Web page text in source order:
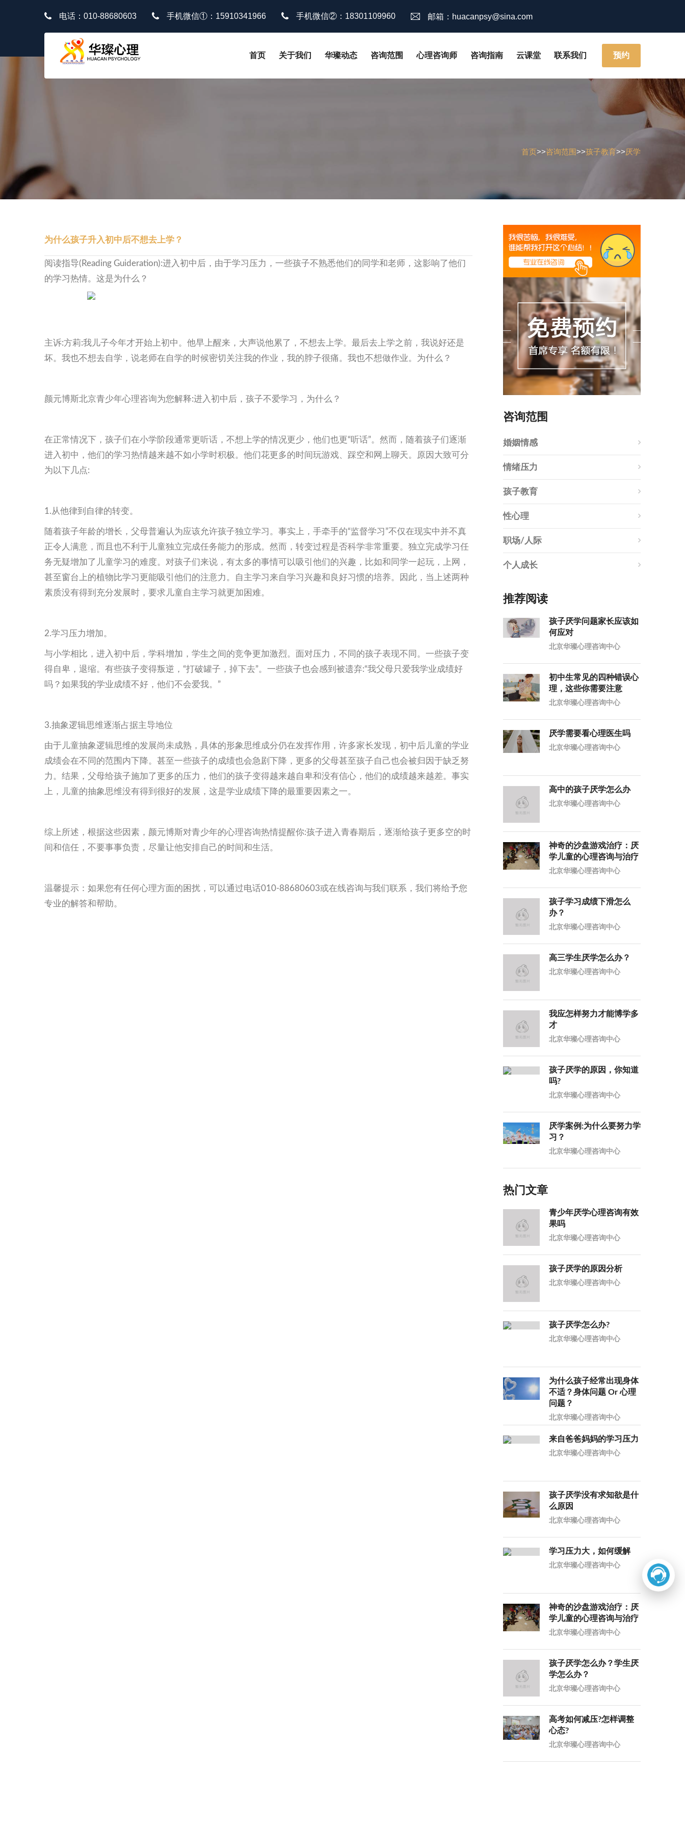
电话：010-88680603 手机微信①：15910341966 手机微信②：18301109960 邮箱：huacanpsy@sina.com
预约
首页 关于我们 华璨动态 咨询范围 心理咨询师 咨询指南 云课堂 联系我们
首页>>咨询范围>>孩子教育>>厌学
为什么孩子升入初中后不想去上学？
阅读指导(Reading Guideration):进入初中后，由于学习压力，一些孩子不熟悉他们的同学和老师，这影响了他们
的学习热情。这是为什么？
主诉:方莉:我儿子今年才开始上初中。他早上醒来，大声说他累了，不想去上学。最后去上学之前，我说好还是
坏。我也不想去自学，说老师在自学的时候密切关注我的作业，我的脖子很痛。我也不想做作业。为什么？
颜元博斯北京青少年心理咨询为您解释:进入初中后，孩子不爱学习，为什么？
在正常情况下，孩子们在小学阶段通常更听话，不想上学的情况更少，他们也更“听话”。然而，随着孩子们逐渐
进入初中，他们的学习热情越来越不如小学时积极。他们花更多的时间玩游戏、踩空和网上聊天。原因大致可分
为以下几点:
1.从他律到自律的转变。
随着孩子年龄的增长，父母普遍认为应该允许孩子独立学习。事实上，手牵手的“监督学习”不仅在现实中并不真
正令人满意，而且也不利于儿童独立完成任务能力的形成。然而，转变过程是否科学非常重要。独立完成学习任
务无疑增加了儿童学习的难度。对孩子们来说，有太多的事情可以吸引他们的兴趣，比如和同学一起玩，上网，
甚至窗台上的植物比学习更能吸引他们的注意力。自主学习来自学习兴趣和良好习惯的培养。因此，当上述两种
素质没有得到充分发展时，要求儿童自主学习就更加困难。
2.学习压力增加。
与小学相比，进入初中后，学科增加，学生之间的竞争更加激烈。面对压力，不同的孩子表现不同。一些孩子变
得自卑，退缩。有些孩子变得叛逆，“打破罐子，掉下去”。一些孩子也会感到被遗弃:“我父母只爱我学业成绩好
吗？如果我的学业成绩不好，他们不会爱我。”
3.抽象逻辑思维逐渐占据主导地位
由于儿童抽象逻辑思维的发展尚未成熟，具体的形象思维成分仍在发挥作用，许多家长发现，初中后儿童的学业
成绩会在不同的范围内下降。甚至一些孩子的成绩也会急剧下降，更多的父母甚至孩子自己也会被归因于缺乏努
力。结果，父母给孩子施加了更多的压力，他们的孩子变得越来越自卑和没有信心，他们的成绩越来越差。事实
上，儿童的抽象思维没有得到很好的发展，这是学业成绩下降的最重要因素之一。
综上所述，根据这些因素，颜元博斯对青少年的心理咨询热情提醒你:孩子进入青春期后，逐渐给孩子更多空的时
间和信任，不要事事负责，尽量让他安排自己的时间和生活。
温馨提示：如果您有任何心理方面的困扰，可以通过电话010-88680603或在线咨询与我们联系，我们将给予您
专业的解答和帮助。
咨询范围
婚姻情感
情绪压力
孩子教育
性心理
职场/人际
个人成长
推荐阅读
孩子厌学问题家长应该如
何应对
北京华璨心理咨询中心
初中生常见的四种错误心
理，这些你需要注意
北京华璨心理咨询中心
厌学需要看心理医生吗
北京华璨心理咨询中心
高中的孩子厌学怎么办
北京华璨心理咨询中心
神奇的沙盘游戏治疗：厌
学儿童的心理咨询与治疗
北京华璨心理咨询中心
孩子学习成绩下滑怎么
办？
北京华璨心理咨询中心
高三学生厌学怎么办？
北京华璨心理咨询中心
我应怎样努力才能博学多
才
北京华璨心理咨询中心
孩子厌学的原因，你知道
吗?
北京华璨心理咨询中心
厌学案例:为什么要努力学
习？
北京华璨心理咨询中心
热门文章
青少年厌学心理咨询有效
果吗
北京华璨心理咨询中心
孩子厌学的原因分析
北京华璨心理咨询中心
孩子厌学怎么办?
北京华璨心理咨询中心
为什么孩子经常出现身体
不适？身体问题 Or 心理
问题？
北京华璨心理咨询中心
来自爸爸妈妈的学习压力
北京华璨心理咨询中心
孩子厌学没有求知欲是什
么原因
北京华璨心理咨询中心
学习压力大，如何缓解
北京华璨心理咨询中心
神奇的沙盘游戏治疗：厌
学儿童的心理咨询与治疗
北京华璨心理咨询中心
孩子厌学怎么办？学生厌
学怎么办？
北京华璨心理咨询中心
高考如何减压?怎样调整
心态?
北京华璨心理咨询中心